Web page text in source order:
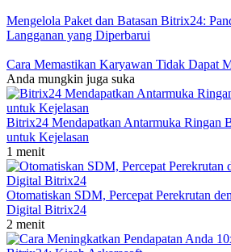
Mengelola Paket dan Batasan Bitrix24:
Langganan yang Diperbarui
Cara Memastikan Karyawan Tidak Dapat
Anda mungkin juga suka
Bitrix24 Mendapatkan Antarmuka Ringan
untuk Kejelasan
1 menit
Otomatiskan SDM, Percepat Perekrutan
Digital Bitrix24
2 menit